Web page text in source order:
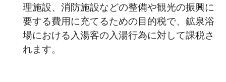
理施設、消防施設などの整備や観光の振興に
要する費用に充てるための目的税で、鉱泉浴
場における入湯客の入湯行為に対して課税さ
れます。